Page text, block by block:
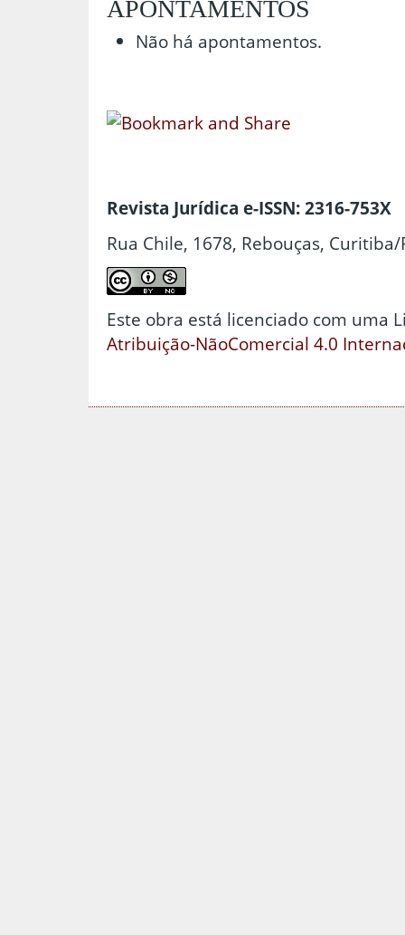
APONTAMENTOS
Não há apontamentos.
Revista Jurídica e-ISSN: 2316-753X
Rua Chile, 1678, Rebouças, Curitiba/
Este obra está licenciado com uma
Atribuição-NãoComercial 4.0